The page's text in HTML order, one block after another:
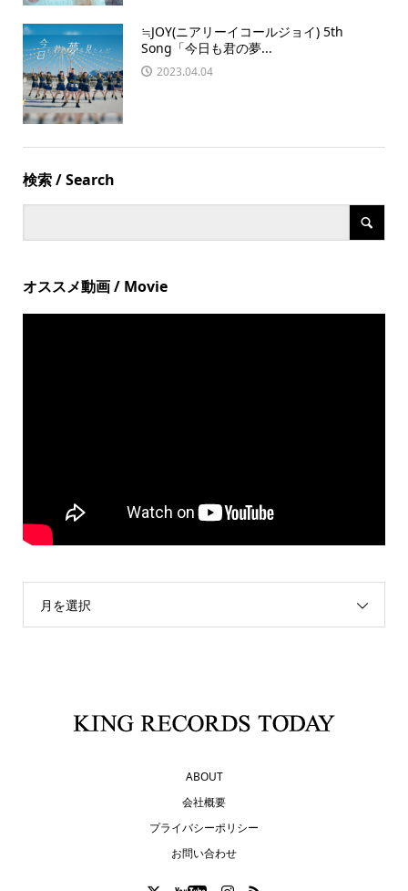
≒JOY(ニアリーイコールジョイ) 5th
Song「今日も君の夢...
2023.04.04
検索 / Search
オススメ動画 / Movie
月を選択
ABOUT
会社概要
プライバシーポリシー
お問い合わせ